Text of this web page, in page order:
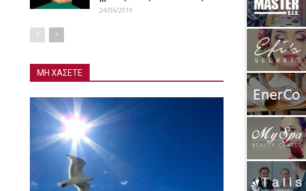
24/06/2019
ΜΗ ΧΑΣΕΤΕ